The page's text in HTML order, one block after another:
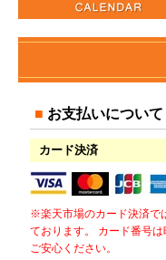
■ お支払いについて
カード決済
※楽天市場のカード決済で
ております。 カード番号
ご安心ください。